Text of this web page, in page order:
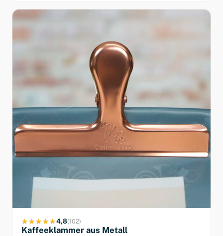
4,8(102)
Kaffeeklammer aus Metall